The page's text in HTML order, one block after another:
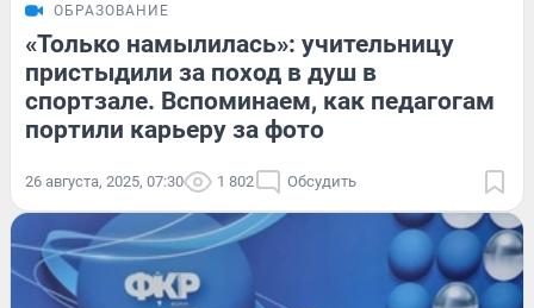
ОБРАЗОВАНИЕ
«Только намылилась»: учительницу
пристыдили за поход в душ в
спортзале. Вспоминаем, как педагогам
портили карьеру за фото
26 августа, 2025, 07:30 1 802 Обсудить